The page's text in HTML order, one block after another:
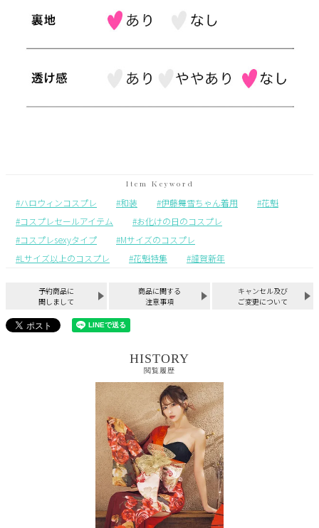
ハロウィンコスプレ 和装 伊藤舞雪ちゃん着用
花魁
コスプレセールアイテム
お化けの日のコスプレ
コスプレsexyタイプ
Mサイズのコスプレ
Lサイズ以上のコスプレ
花魁特集 謹賀新年
予約商品に
関しまして
商品に関する
注意事項
キャンセル及び
ご変更について
HISTORY
閲覧履歴